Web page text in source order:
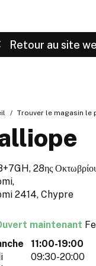
Retour au site
Trouver le magasin le
28ης
2414, Chypre
maintenant
11:00-19:00
09:30-20:00